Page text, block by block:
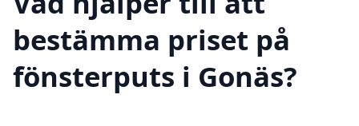
bestämma priset på
fönsterputs i Gonäs?